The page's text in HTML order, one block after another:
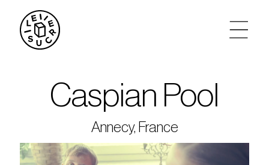
agenda
tickets
Caspian Pool
Annecy, France